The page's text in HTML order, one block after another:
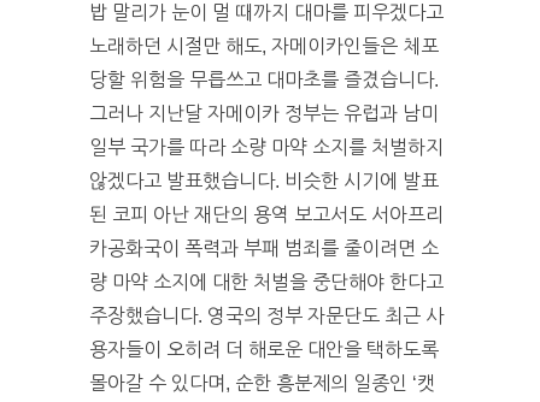
밥 말리가 눈이 멀 때까지 대마를 피우겠다고
노래하던 시절만 해도, 자메이카인들은 체포
당할 위험을 무릅쓰고 대마초를 즐겼습니다.
그러나 지난달 자메이카 정부는 유럽과 남미
일부 국가를 따라 소량 마약 소지를 처벌하지
않겠다고 발표했습니다. 비슷한 시기에 발표
된 코피 아난 재단의 용역 보고서도 서아프리
카공화국이 폭력과 부패 범죄를 줄이려면 소
량 마약 소지에 대한 처벌을 중단해야 한다고
주장했습니다. 영국의 정부 자문단도 최근 사
용자들이 오히려 더 해로운 대안을 택하도록
몰아갈 수 있다며, 순한 흥분제의 일종인 ‘캣